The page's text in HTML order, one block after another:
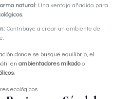
natural:Una ventaja añadida para
.
Contribuye a crear un ambiente de
donde se busque equilibrio, el
en ambientadores mikadoo
.